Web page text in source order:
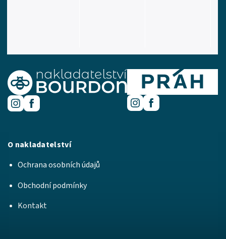
O nakladatelství
Ochrana osobních údajů
Obchodní podmínky
Kontakt